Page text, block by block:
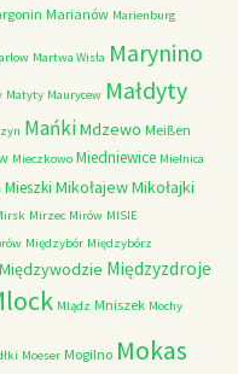
Marianów Marienburg
Martwa Wisła Marynino
Matyty Maurycew Małdyty
MańkiMdzewo Meißen
Mieczkowo Miedniewice Mielnica
Mieszki MikołajewMikołajki
Mirzec Mirów MISIE
Międzybór Międzybórz
Międzywodzie Międzyzdroje
Mlądz Mniszek Mochy
Moeser Mogilno Mokas